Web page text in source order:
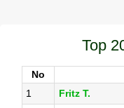
Top
No
1
Fritz T.